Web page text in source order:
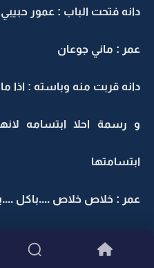
دانه فتحت الباب : عمور حبيبي
عمر : ماني جوعان
دانه قربت منه وباسته : اذا
و رسمة احلا ابتسامه
ابتسامتها
عمر : خلاص خلاص ....باكل